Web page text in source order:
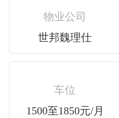
物业公司
世邦魏理仕
车位
1500至1850元/月